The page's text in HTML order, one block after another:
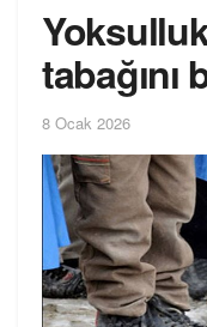
tabağını
8 Ocak 2026